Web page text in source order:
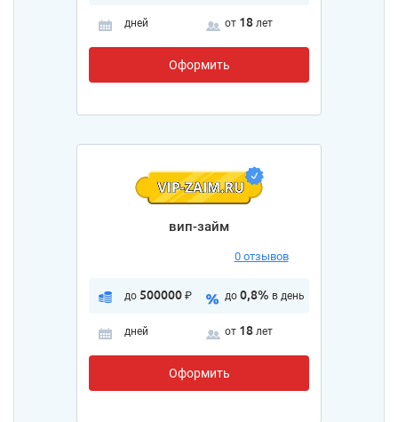
дней от 18 лет
Оформить
вип-займ
0 отзывов
до 500000 ₽ до 0,8% в день
дней от 18 лет
Оформить